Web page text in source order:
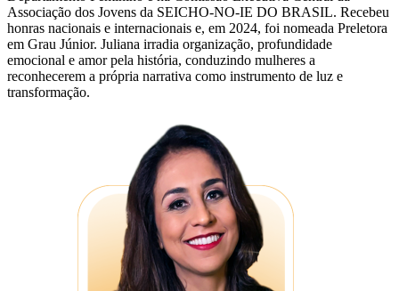
Associação dos Jovens da SEICHO-NO-IE DO BRASIL. Recebeu
honras nacionais e internacionais e, em 2024, foi nomeada Preletora
em Grau Júnior. Juliana irradia organização, profundidade
emocional e amor pela história, conduzindo mulheres a
reconhecerem a própria narrativa como instrumento de luz e
transformação.